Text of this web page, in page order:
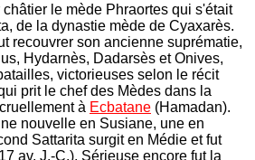
le mède Phraortes qui s'était
de la dynastie mède de Cyaxarès.
recouvrer son ancienne suprématie,
Hydarnès, Dadarsès et Onives,
victorieuses selon le récit
prit le chef des Mèdes dans la
à Ecbatane (Hamadan).
nouvelle en Susiane, une en
Sattarita surgit en Médie et fut
av. J.-C.). Sérieuse encore fut la